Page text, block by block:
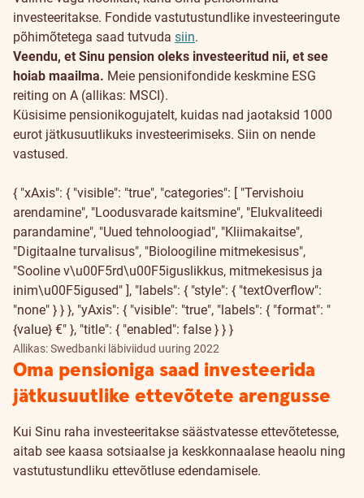
investeeritakse. Fondide vastutustundlike investeeringute
põhimõtetega saad tutvuda siin.
Veendu, et Sinu pension oleks investeeritud nii, et see
hoiab maailma. Meie pensionifondide keskmine ESG
reiting on A (allikas: MSCI).
Küsisime pensionikogujatelt, kuidas nad jaotaksid 1000
eurot jätkusuutlikuks investeerimiseks. Siin on nende
vastused.
{ "xAxis": { "visible": "true", "categories": [ "Tervishoiu
arendamine", "Loodusvarade kaitsmine", "Elukvaliteedi
parandamine", "Uued tehnoloogiad", "Kliimakaitse",
"Digitaalne turvalisus", "Bioloogiline mitmekesisus",
"Sooline v\u00F5rd\u00F5iguslikkus, mitmekesisus ja
inim\u00F5igused" ], "labels": { "style": { "textOverflow":
"none" } } }, "yAxis": { "visible": "true", "labels": { "format": "
{value} €" }, "title": { "enabled": false } } }
Allikas: Swedbanki läbiviidud uuring 2022
Oma pensioniga saad investeerida
jätkusuutlike ettevõtete arengusse
Kui Sinu raha investeeritakse säästvatesse ettevõtetesse,
aitab see kaasa sotsiaalse ja keskkonnaalase heaolu ning
vastutustundliku ettevõtluse edendamisele.